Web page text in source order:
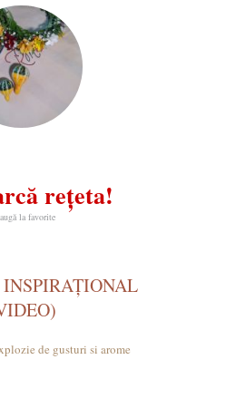
rețeta!
la favorite
INSPIRAȚIONAL
de gusturi si arome